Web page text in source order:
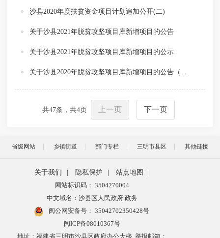
沙县2020年度扶贫资金项目计划追加公开(二)
关于沙县2021年脱贫攻坚项目库新增项目的公告
关于沙县2021年脱贫攻坚项目库新增项目的公示
共47条，共4页 上一页 下一页
省级网站 乡镇街道 部门专栏 三明市县区 其他链接
关于我们 | 隐私保护 | 站点地图
|
网站标识码： 3504270004
中文域名：沙县区人民政府.政务
闽公网安备号： 35042702350428号
闽ICP备08010367号
地址：福建省三明市沙县区政府办公大楼 举报邮箱：